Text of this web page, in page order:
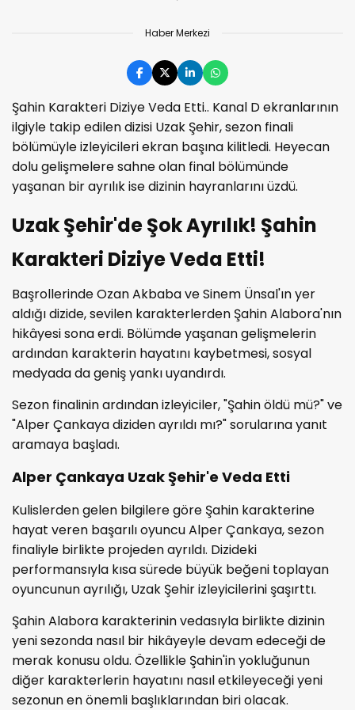
Haber Merkezi
Şahin Karakteri Diziye Veda Etti.. Kanal D ekranlarının
ilgiyle takip edilen dizisi Uzak Şehir, sezon finali
bölümüyle izleyicileri ekran başına kilitledi. Heyecan
dolu gelişmelere sahne olan final bölümünde
yaşanan bir ayrılık ise dizinin hayranlarını üzdü.
Uzak Şehir'de Şok Ayrılık! Şahin
Karakteri Diziye Veda Etti!
Başrollerinde Ozan Akbaba ve Sinem Ünsal'ın yer
aldığı dizide, sevilen karakterlerden Şahin Alabora'nın
hikâyesi sona erdi. Bölümde yaşanan gelişmelerin
ardından karakterin hayatını kaybetmesi, sosyal
medyada da geniş yankı uyandırdı.
Sezon finalinin ardından izleyiciler, "Şahin öldü mü?" ve
"Alper Çankaya diziden ayrıldı mı?" sorularına yanıt
aramaya başladı.
Alper Çankaya Uzak Şehir'e Veda Etti
Kulislerden gelen bilgilere göre Şahin karakterine
hayat veren başarılı oyuncu Alper Çankaya, sezon
finaliyle birlikte projeden ayrıldı. Dizideki
performansıyla kısa sürede büyük beğeni toplayan
oyuncunun ayrılığı, Uzak Şehir izleyicilerini şaşırttı.
Şahin Alabora karakterinin vedasıyla birlikte dizinin
yeni sezonda nasıl bir hikâyeyle devam edeceği de
merak konusu oldu. Özellikle Şahin'in yokluğunun
diğer karakterlerin hayatını nasıl etkileyeceği yeni
sezonun en önemli başlıklarından biri olacak.